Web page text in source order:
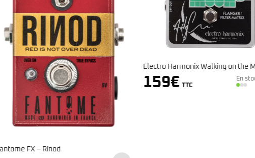
Electro Harmonix Walking on the Moon
159 € TTC